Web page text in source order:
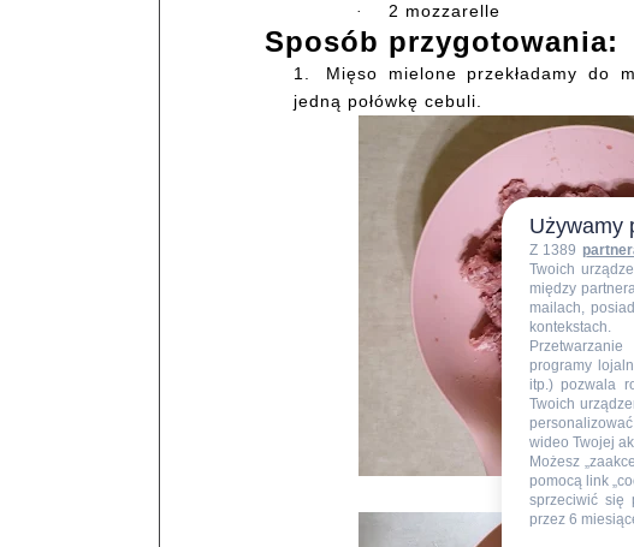
· 2 mozzarelle
Sposób przygotowania:
1.
Mięso mielone przekładamy do
jedną połówkę cebuli.
Używamy
Z 1389
Twoich
między
mailach,
kontekstach.
programy
itp.) pozwala
Twoich
wideo Twojej
Możesz
pomocą link
sprzeciwić się
przez 6